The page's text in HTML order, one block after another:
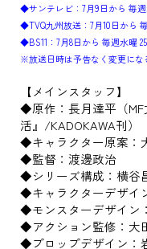
◆サンテレビ：7月9日から 毎週
◆TVQ九州放送：7月10日から
◆BS11：7月8日から 毎週水曜
※放送日時は予告なく変更にな
【メインスタッフ】
◆原作：長月達平（MF
活』/KADOKAWA刊）
◆キャラクター原案：
◆監督：渡邊政治
◆シリーズ構成：横谷
◆キャラクターデザイ
◆モンスターデザイン
◆アクション監修：大
◆プロップデザイン：